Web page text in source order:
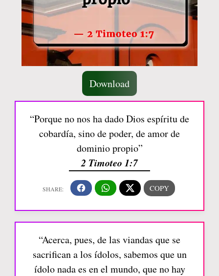
Download
“Porque no nos ha dado Dios espíritu de
cobardía, sino de poder, de amor de
dominio propio”
2 Timoteo 1:7
“Acerca, pues, de las viandas que se
sacrifican a los ídolos, sabemos que un
ídolo nada es en el mundo, que no hay